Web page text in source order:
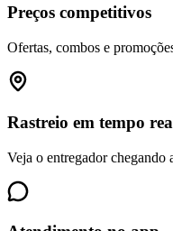
Preços competitivos
Ofertas, combos e
Rastreio em tempo
Veja o entregador chegando